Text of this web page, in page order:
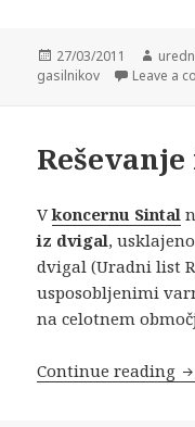
Posted
on
27/03/2011
gasilnikov
Leave a
Vkoncernu Sintal
iz dvigal,
dvigal (Uradni list
usposobljenimi
na celotnem
Continue reading